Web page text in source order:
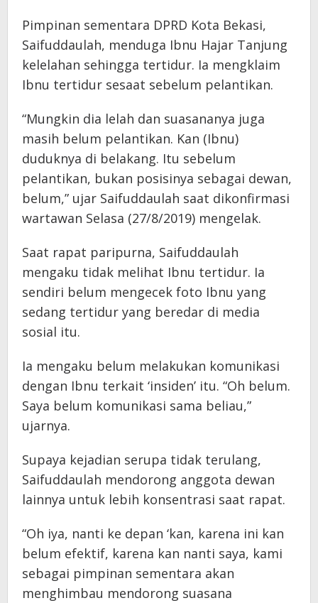
Pimpinan sementara DPRD Kota Bekasi,
Saifuddaulah, menduga Ibnu Hajar Tanjung
kelelahan sehingga tertidur. Ia mengklaim
Ibnu tertidur sesaat sebelum pelantikan.
“Mungkin dia lelah dan suasananya juga
masih belum pelantikan. Kan (Ibnu)
duduknya di belakang. Itu sebelum
pelantikan, bukan posisinya sebagai dewan,
belum,” ujar Saifuddaulah saat dikonfirmasi
wartawan Selasa (27/8/2019) mengelak.
Saat rapat paripurna, Saifuddaulah
mengaku tidak melihat Ibnu tertidur. Ia
sendiri belum mengecek foto Ibnu yang
sedang tertidur yang beredar di media
sosial itu.
Ia mengaku belum melakukan komunikasi
dengan Ibnu terkait ‘insiden’ itu. “Oh belum.
Saya belum komunikasi sama beliau,”
ujarnya.
Supaya kejadian serupa tidak terulang,
Saifuddaulah mendorong anggota dewan
lainnya untuk lebih konsentrasi saat rapat.
“Oh iya, nanti ke depan ‘kan, karena ini kan
belum efektif, karena kan nanti saya, kami
sebagai pimpinan sementara akan
menghimbau mendorong suasana